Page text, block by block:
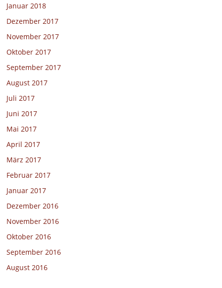
Januar 2018
Dezember 2017
November 2017
Oktober 2017
September 2017
August 2017
Juli 2017
Juni 2017
Mai 2017
April 2017
März 2017
Februar 2017
Januar 2017
Dezember 2016
November 2016
Oktober 2016
September 2016
August 2016